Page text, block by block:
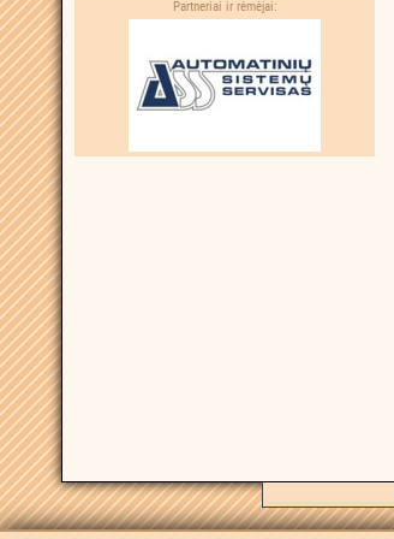
Partneriai ir rėmėjai: